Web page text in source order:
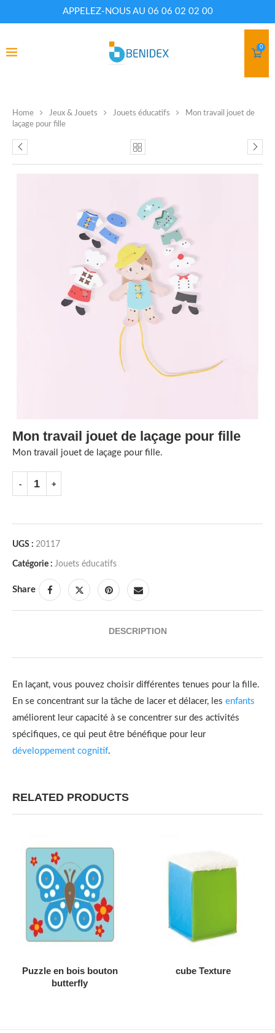
APPELEZ-NOUS AU 06 06 02 02 00
0
Home Jeux & Jouets Jouets éducatifs
Mon travail jouet de
laçage pour fille
Mon travail jouet de laçage pour fille
Mon travail jouet de laçage pour fille.
UGS : 20117
Catégorie : Jouets éducatifs
Share
DESCRIPTION
En laçant, vous pouvez choisir différentes tenues pour la fille.
En se concentrant sur la tâche de lacer et délacer, les enfants
améliorent leur capacité à se concentrer sur des activités
spécifiques, ce qui peut être bénéfique pour leur
développement cognitif.
RELATED PRODUCTS
AJOUTER AU DEVIS
Puzzle en bois bouton
butterfly
AJOUTER AU DEVIS
cube Texture